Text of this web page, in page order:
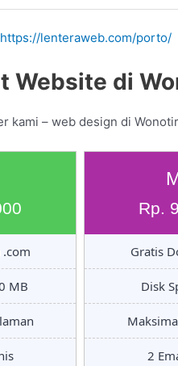
https://lenteraweb.com/porto/
Website di
kami – web design di
MB
Rp.
Gratis
Disk
2